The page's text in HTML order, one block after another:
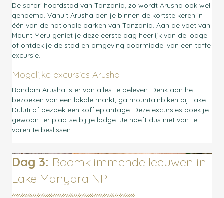
De safari hoofdstad van Tanzania, zo wordt Arusha ook wel
genoemd. Vanuit Arusha ben je binnen de kortste keren in
één van de nationale parken van Tanzania. Aan de voet van
Mount Meru geniet je deze eerste dag heerlijk van de lodge
of ontdek je de stad en omgeving doormiddel van een toffe
excursie.
Mogelijke excursies Arusha
Rondom Arusha is er van alles te beleven. Denk aan het
bezoeken van een lokale markt, ga mountainbiken bij Lake
Duluti of bezoek een koffieplantage. Deze excursies boek je
gewoon ter plaatse bij je lodge. Je hoeft dus niet van te
voren te beslissen.
Dag 3: Boomklimmende leeuwen in
Lake Manyara NP